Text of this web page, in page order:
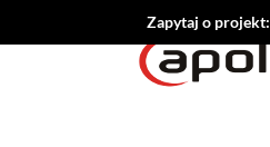
Zapytaj o projekt: